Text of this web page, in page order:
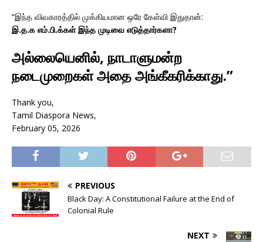
“இந்த விவகாரத்தில் முக்கியமான ஒரே கேள்வி இதுதான்:
இ.த.க எம்.பி.க்கள் இந்த முடிவை எடுத்தார்களா?
அல்லையெனில், நாடாளுமன்ற
நடைமுறைகள் அதை அங்கீகரிக்காது.”
Thank you,
Tamil Diaspora News,
February 05, 2026
PREVIOUS
Black Day: A Constitutional Failure at the End of
Colonial Rule
NEXT